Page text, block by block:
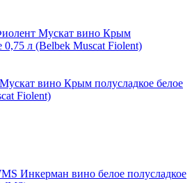
вино Крым полусладкое белое
Fiolent)